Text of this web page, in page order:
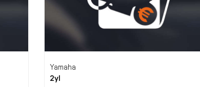
Yamaha
2yl